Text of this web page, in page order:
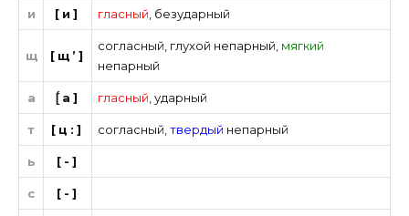
и [и] гласный безударный
щ [щ’]
согласный глухой непарный мягкий
непарный
а [́а] гласный ,ударный
т [ц:] согласный ,твердый непарный
ь [-]
с [-]